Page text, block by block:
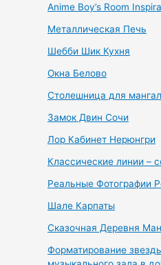
Anime Boy’s Room
Металлическая Печь
Шебби Шик Кухня
Окна Белово
Столешница для
Замок Двин Сочи
Лор Кабинет Нерюнгри
Классические линии –
Реальные Фотографии
Шале Карпаты
Сказочная Деревня
Форматирование